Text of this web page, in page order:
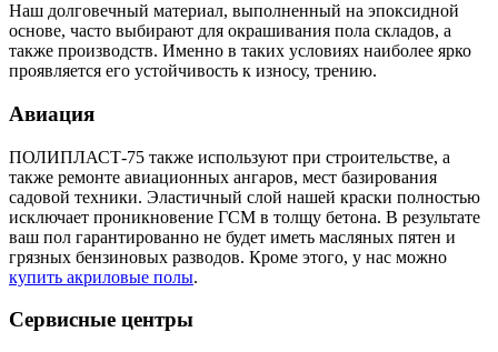
Наш долговечный материал, выполненный на эпоксидной
основе, часто выбирают для окрашивания пола складов, а
также производств. Именно в таких условиях наиболее ярко
проявляется его устойчивость к износу, трению.
Авиация
ПОЛИПЛАСТ-75 также используют при строительстве, а
также ремонте авиационных ангаров, мест базирования
садовой техники. Эластичный слой нашей краски полностью
исключает проникновение ГСМ в толщу бетона. В результате
ваш пол гарантированно не будет иметь масляных пятен и
грязных бензиновых разводов. Кроме этого, у нас можно
купить акриловые полы.
Сервисные центры